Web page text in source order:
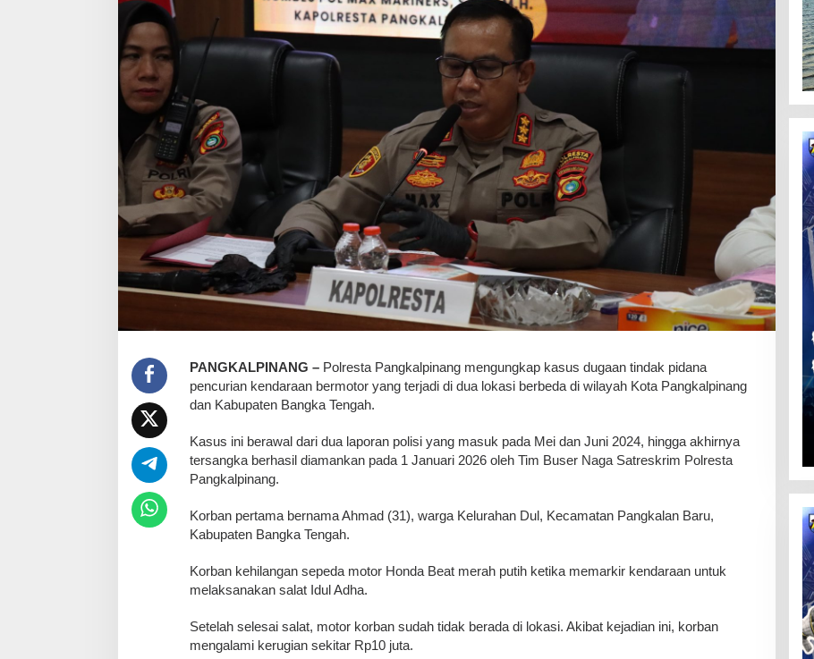
‎PANGKALPINANG –Polresta Pangkalpinang mengungkap kasus dugaan tindak pidana
pencurian kendaraan bermotor yang terjadi di dua lokasi berbeda di wilayah Kota Pangkalpinang
dan Kabupaten Bangka Tengah.
‎Kasus ini berawal dari dua laporan polisi yang masuk pada Mei dan Juni 2024, hingga akhirnya
tersangka berhasil diamankan pada 1 Januari 2026 oleh Tim Buser Naga Satreskrim Polresta
Pangkalpinang.
‎Korban pertama bernama Ahmad (31), warga Kelurahan Dul, Kecamatan Pangkalan Baru,
Kabupaten Bangka Tengah.
‎Korban kehilangan sepeda motor Honda Beat merah putih ketika memarkir kendaraan untuk
melaksanakan salat Idul Adha.
‎Setelah selesai salat, motor korban sudah tidak berada di lokasi. Akibat kejadian ini, korban
mengalami kerugian sekitar Rp10 juta.